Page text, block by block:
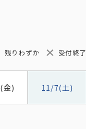
残りわずか 受付終了
(金) 11/7(土)